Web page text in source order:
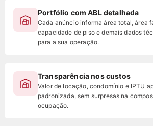
Portfólio com ABL detalhada
Cada anúncio informa área total, área
capacidade de piso e demais dados
para a sua operação.
Transparência nos custos
Valor de locação, condomínio e IPTU
padronizada, sem surpresas na
ocupação.